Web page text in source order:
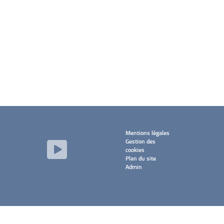
Mentions légales
Gestion des
cookies
Plan du site
Admin